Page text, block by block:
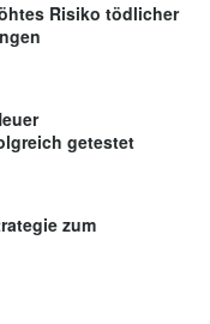
Risiko tödlicher
getestet
zum